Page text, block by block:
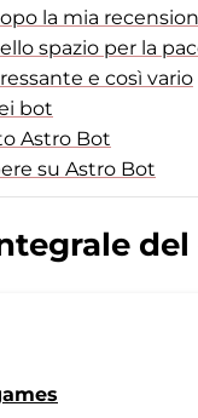
la mia
spazio per la
e così vario
bot
Astro Bot
su Astro Bot